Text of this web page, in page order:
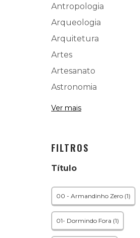
Antropologia
Arqueologia
Arquitetura
Artes
Artesanato
Astronomia
Ver mais
FILTROS
Título
00 - Armandinho Zero (1)
01- Dormindo Fora (1)